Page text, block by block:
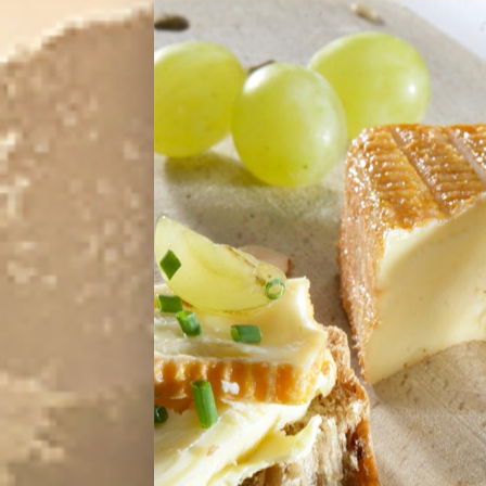
Ingrédients pour 1
80 g de cubes d’Abbaye Val-Dieu
1 œuf
40 à 50 g de quinoa
1 tomate
1 carotte
½ avocat
25 g de raisins secs (une poignée)
1 c à soupe de graines, au choix
(sésame, courge, lin, tournesol,
4 c à soupe de jus de citron ou